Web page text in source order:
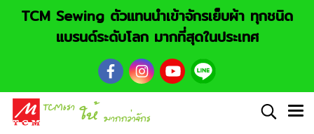
TCM Sewing ตัวแทนนำเข้าจักรเย็บผ้า ทุกชนิด
แบรนด์ระดับโลก มากที่สุดในประเทศ